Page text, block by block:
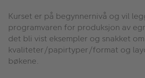
Kurset er på begynnernivå og vil
programvaren for produksjon av
det bli vist eksempler og snakket
kvaliteter/papirtyper/format og
bøkene.